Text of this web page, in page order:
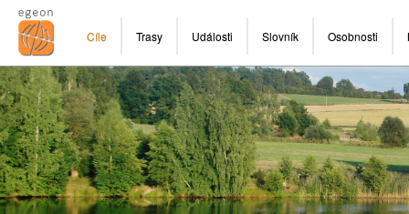
Cíle Trasy Události Slovník Osobnosti